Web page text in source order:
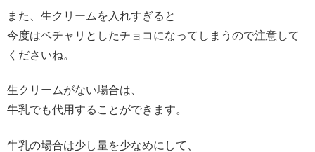
また、生クリームを入れすぎると
今度はベチャリとしたチョコになってしまうので注意して
くださいね。
生クリームがない場合は、
牛乳でも代用することができます。
牛乳の場合は少し量を少なめにして、